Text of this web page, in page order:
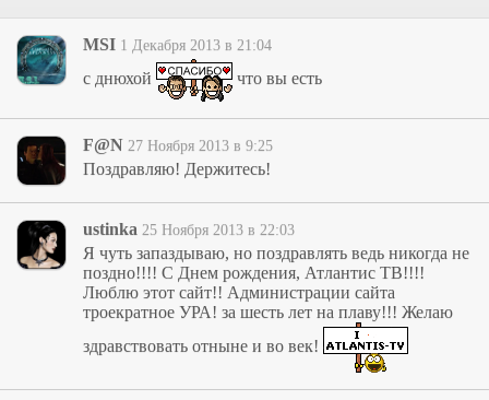
MSI 1 Декабря 2013 в 21:04
с днюхой что вы есть
F@N 27 Ноября 2013 в 9:25
Поздравляю! Держитесь!
ustinka 25 Ноября 2013 в 22:03
Я чуть запаздываю, но поздравлять ведь никогда не
поздно!!!! С Днем рождения, Атлантис ТВ!!!!
Люблю этот сайт!! Администрации сайта
троекратное УРА! за шесть лет на плаву!!! Желаю
здравствовать отныне и во век!